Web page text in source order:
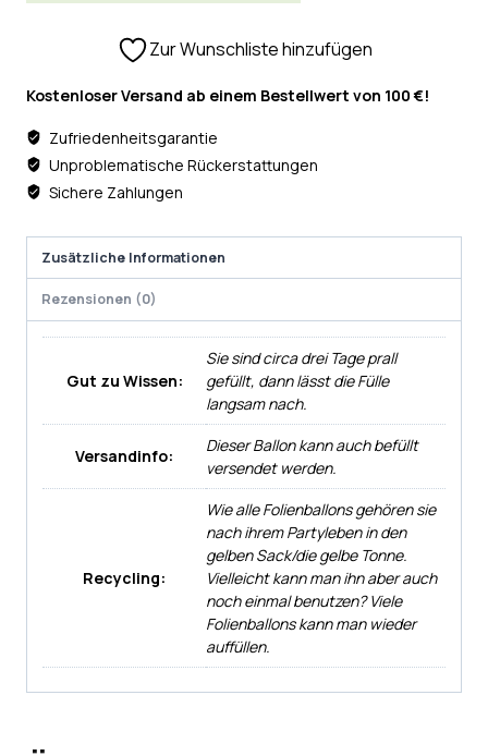
Zur Wunschliste hinzufügen
Kostenloser Versand ab einem Bestellwert von 100 €!
Zufriedenheitsgarantie
Unproblematische Rückerstattungen
Sichere Zahlungen
Zusätzliche Informationen
Rezensionen (0)
Gut zu Wissen:
Sie sind circa drei Tage prall
gefüllt, dann lässt die Fülle
langsam nach.
Versandinfo:
Dieser Ballon kann auch befüllt
versendet werden.
Recycling:
Wie alle Folienballons gehören sie
nach ihrem Partyleben in den
gelben Sack/die gelbe Tonne.
Vielleicht kann man ihn aber auch
noch einmal benutzen? Viele
Folienballons kann man wieder
auffüllen.